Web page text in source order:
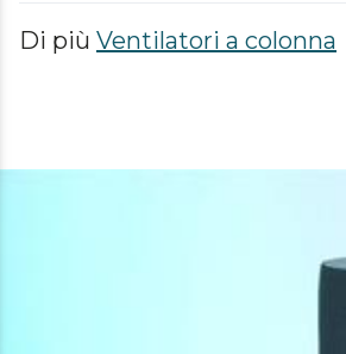
Di più Ventilatori a colonna